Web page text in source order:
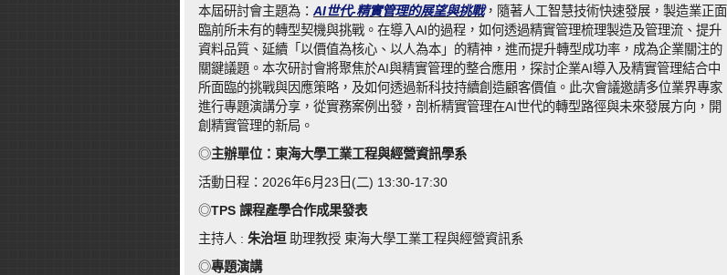
本屆研討會主題為： AI世代-精實管理的展望與挑戰，隨著人工智慧技術快速發展，製造業正面
臨前所未有的轉型契機與挑戰。在導入AI的過程，如何透過精實管理梳理製造及管理流、提升
資料品質、延續「以價值為核心、以人為本」的精神，進而提升轉型成功率，成為企業關注的
關鍵議題。本次研討會將聚焦於AI與精實管理的整合應用，探討企業AI導入及精實管理結合中
所面臨的挑戰與因應策略，及如何透過新科技持續創造顧客價值。此次會議邀請多位業界專家
進行專題演講分享，從實務案例出發，剖析精實管理在AI世代的轉型路徑與未來發展方向，開
創精實管理的新局。
◎主辦單位：東海大學工業工程與經營資訊學系
活動日程：2026年6月23日(二) 13:30-17:30
◎TPS 課程產學合作成果發表
主持人 : 朱治垣 助理教授 東海大學工業工程與經營資訊系
◎專題演講